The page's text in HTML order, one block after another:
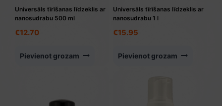
Universāls tīrīšanas līdzeklis ar
nanosudrabu 500 ml
€12.70
Pievienot grozam
Universāls tīrīšanas līdzeklis ar
nanosudrabu 1 l
€15.95
Pievienot grozam